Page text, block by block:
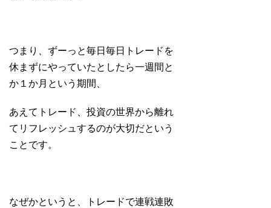
つまり、ずーっと毎日毎日トレードを
休まずにやっていたとしたら一週間と
か１か月という期間、
あえてトレード、投資の世界から離れ
てリフレッシュするのが大切だという
ことです。
なぜかというと、トレードで連戦連敗